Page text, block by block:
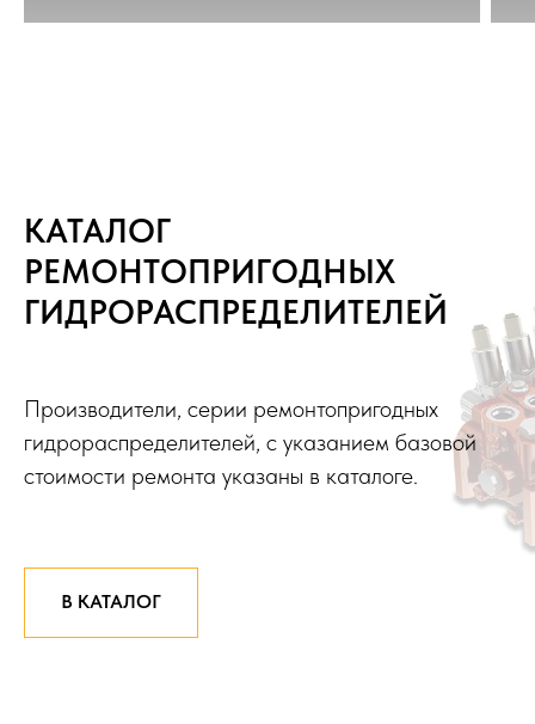
КАТАЛОГ
РЕМОНТОПРИГОДНЫХ
ГИДРОРАСПРЕДЕЛИТЕЛЕЙ
Производители, серии ремонтопригодных
гидрораспределителей, с указанием базовой
стоимости ремонта указаны в каталоге.
В КАТАЛОГ